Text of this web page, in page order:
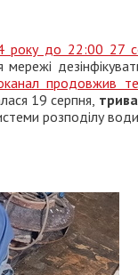
року до 22:00 27
продовжив
19 серпня,
розподілу